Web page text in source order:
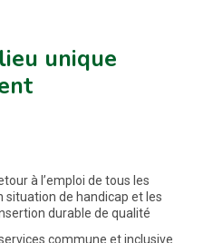
unique
à l’emploi de tous les
situation de handicap et les
durable de qualité
commune et inclusive